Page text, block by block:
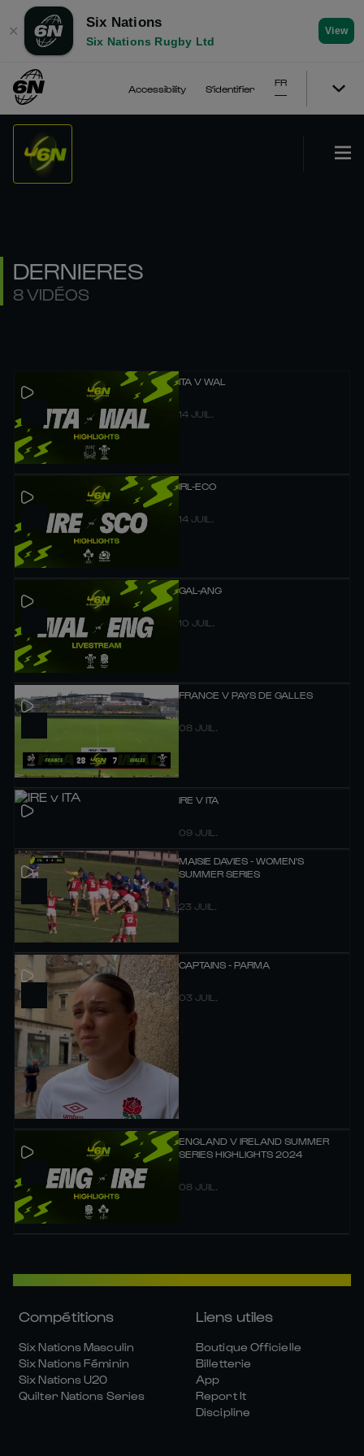
✕
Six Nations
Six Nations Rugby Ltd
View
Accessibility S'identifier
FR
DERNIERES
8 VIDÉOS
ITA V WAL
14 JUIL.
IRL-ECO
14 JUIL.
GAL-ANG
10 JUIL.
FRANCE V PAYS DE GALLES
08 JUIL.
IRE V ITA
09 JUIL.
MAISIE DAVIES - WOMEN'S
SUMMER SERIES
23 JUIL.
CAPTAINS - PARMA
03 JUIL.
ENGLAND V IRELAND SUMMER
SERIES HIGHLIGHTS 2024
08 JUIL.
Compétitions
Six Nations Masculin
Six Nations Féminin
Six Nations U20
Quilter Nations Series
Liens utiles
Boutique Officielle
Billetterie
App
Report It
Discipline